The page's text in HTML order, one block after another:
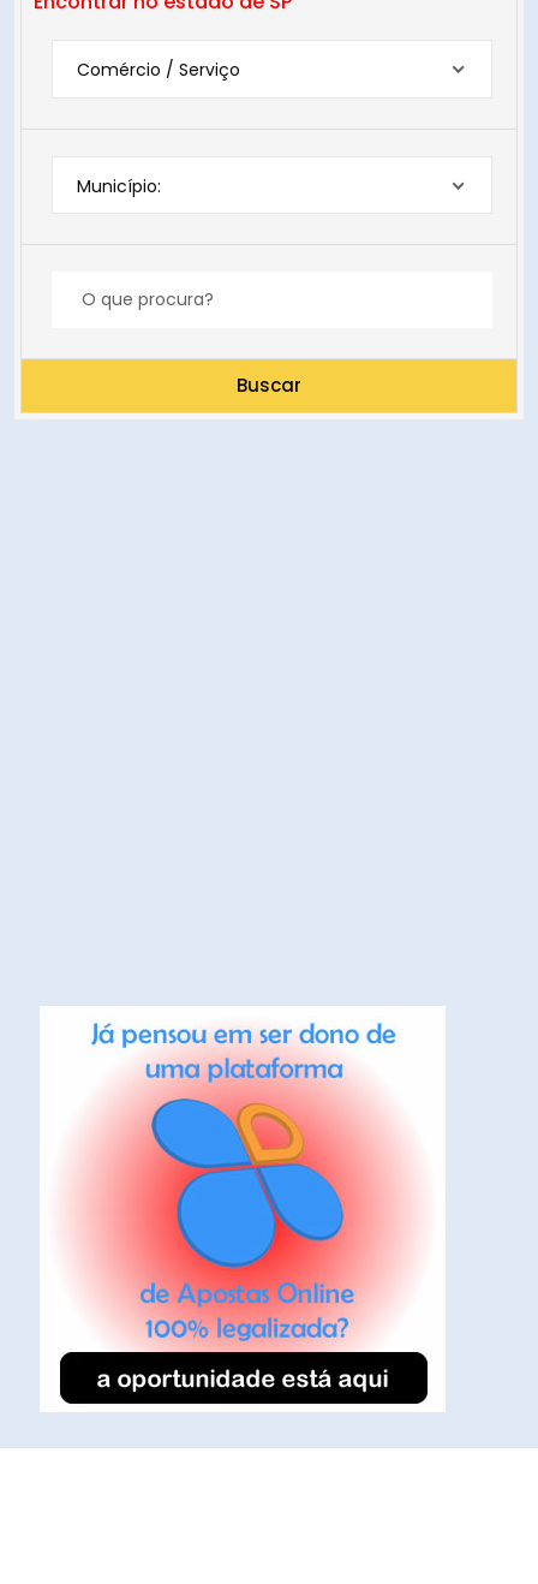
Comércio / Serviço
Município:
Buscar